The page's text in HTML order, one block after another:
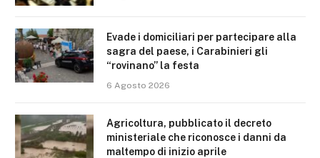
Evade i domiciliari per partecipare alla
sagra del paese, i Carabinieri gli
“rovinano” la festa
6 Agosto 2026
Agricoltura, pubblicato il decreto
ministeriale che riconosce i danni da
maltempo di inizio aprile